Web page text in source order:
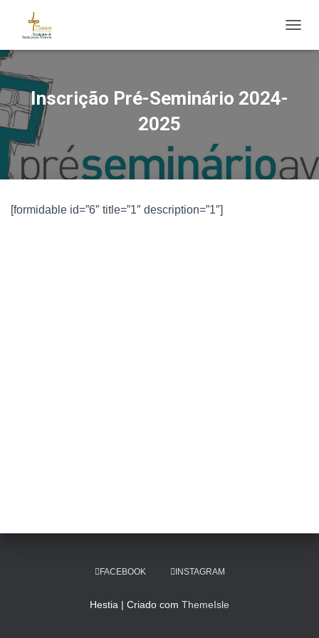
Inscrição Pré-Seminário 2024-
2025
[formidable id=”6″ title=”1″ description=”1″]
FACEBOOK INSTAGRAM
Hestia | Criado com ThemeIsle